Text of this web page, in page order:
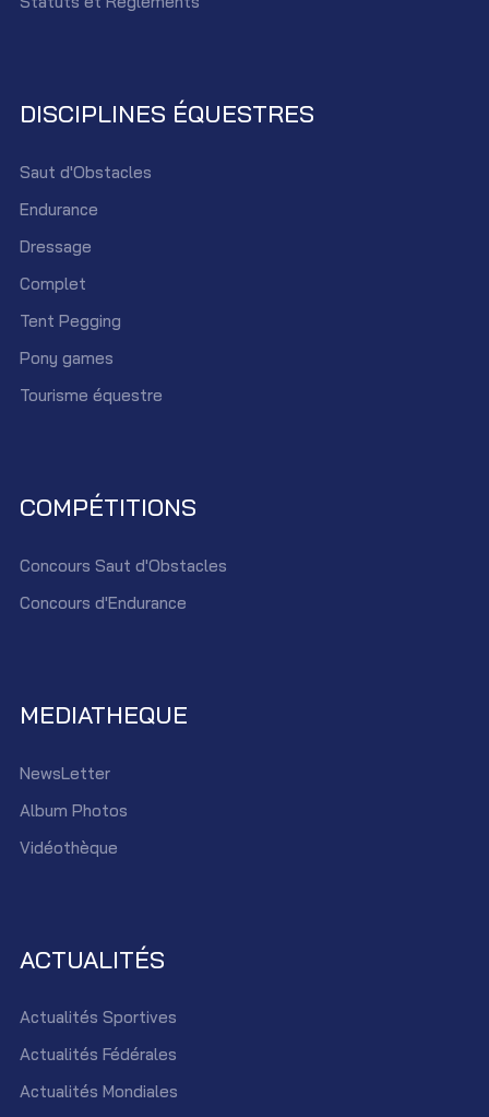
DISCIPLINES ÉQUESTRES
Saut d'Obstacles
Endurance
Dressage
Complet
Tent Pegging
Pony games
Tourisme équestre
COMPÉTITIONS
Concours Saut d'Obstacles
Concours d'Endurance
MEDIATHEQUE
NewsLetter
Album Photos
Vidéothèque
ACTUALITÉS
Actualités Sportives
Actualités Fédérales
Actualités Mondiales